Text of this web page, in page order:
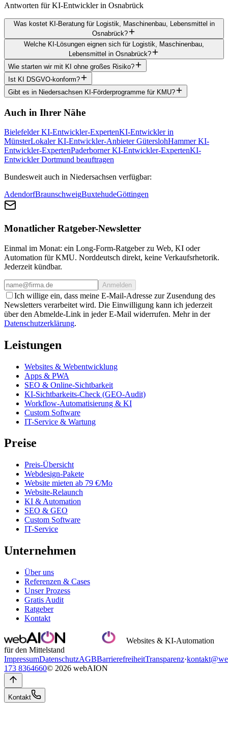
Antworten für KI-Entwickler in Osnabrück
Was kostet KI-Beratung für Logistik, Maschinenbau, Lebensmittel in
Osnabrück?
Welche KI-Lösungen eignen sich für Logistik, Maschinenbau,
Lebensmittel in Osnabrück?
Wie starten wir mit KI ohne großes Risiko?
Ist KI DSGVO-konform?
Gibt es in Niedersachsen KI-Förderprogramme für KMU?
Auch in Ihrer Nähe
Bielefelder KI-Entwickler-ExpertenKI-Entwickler in
MünsterLokaler KI-Entwickler-Anbieter GüterslohHammer KI-
Entwickler-ExpertenPaderborner KI-Entwickler-ExpertenKI-
Entwickler Dortmund beauftragen
Bundesweit auch in Niedersachsen verfügbar:
AdendorfBraunschweigBuxtehudeGöttingen
Monatlicher Ratgeber-Newsletter
Einmal im Monat: ein Long-Form-Ratgeber zu Web, KI oder
Automation für KMU. Norddeutsch direkt, keine Verkaufsrhetorik.
Jederzeit kündbar.
Anmelden
Ich willige ein, dass meine E-Mail-Adresse zur Zusendung des
Newsletters verarbeitet wird. Die Einwilligung kann ich jederzeit
über den Abmelde-Link in jeder E-Mail widerrufen. Mehr in der
Datenschutzerklärung.
Leistungen
Websites & Webentwicklung
Apps & PWA
SEO & Online-Sichtbarkeit
KI-Sichtbarkeits-Check (GEO-Audit)
Workflow-Automatisierung & KI
Custom Software
IT-Service & Wartung
Preise
Preis-Übersicht
Webdesign-Pakete
Website mieten ab 79 €/Mo
Website-Relaunch
KI & Automation
SEO & GEO
Custom Software
IT-Service
Unternehmen
Über uns
Referenzen & Cases
Unser Prozess
Gratis Audit
Ratgeber
Kontakt
Websites & KI-Automation
für den Mittelstand
ImpressumDatenschutzAGBBarrierefreiheitTransparenz·
173 8364660© 2026 webAION
Kontakt